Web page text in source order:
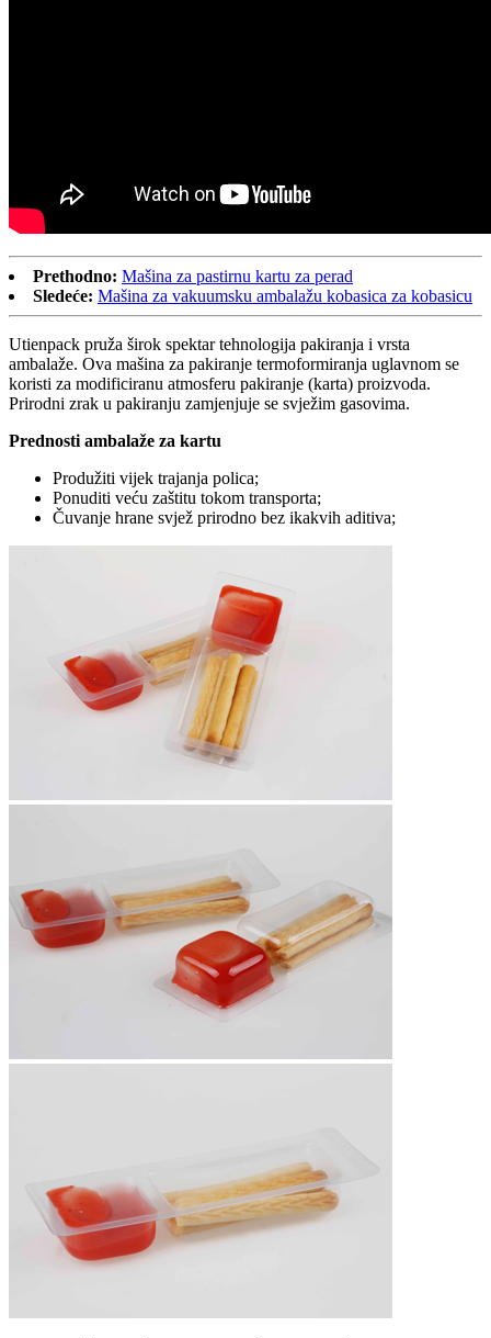
Prethodno: Mašina za pastirnu kartu za perad
Sledeće: Mašina za vakuumsku ambalažu kobasica za kobasicu
Utienpack pruža širok spektar tehnologija pakiranja i vrsta
ambalaže. Ova mašina za pakiranje termoformiranja uglavnom se
koristi za modificiranu atmosferu pakiranje (karta) proizvoda.
Prirodni zrak u pakiranju zamjenjuje se svježim gasovima.
Prednosti ambalaže za kartu
Produžiti vijek trajanja polica;
Ponuditi veću zaštitu tokom transporta;
Čuvanje hrane svjež prirodno bez ikakvih aditiva;